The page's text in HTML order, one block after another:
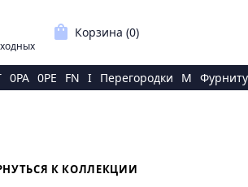
shopping_bag Корзина (0)
0PA 0PE FN I Перегородки M
К КОЛЛЕКЦИИ